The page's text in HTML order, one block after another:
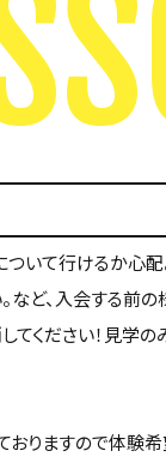
いて行けるか心配
など、入会する前
てください！見学の
りますので体験